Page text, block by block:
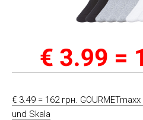
€ 3.49 = 162 грн.
und Skala